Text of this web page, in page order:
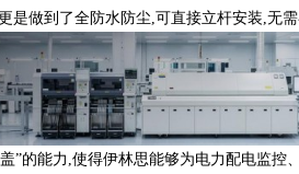
是做到了全防水防尘,可直接立杆安装,无
”的能力,使得伊林思能够为电力配电监